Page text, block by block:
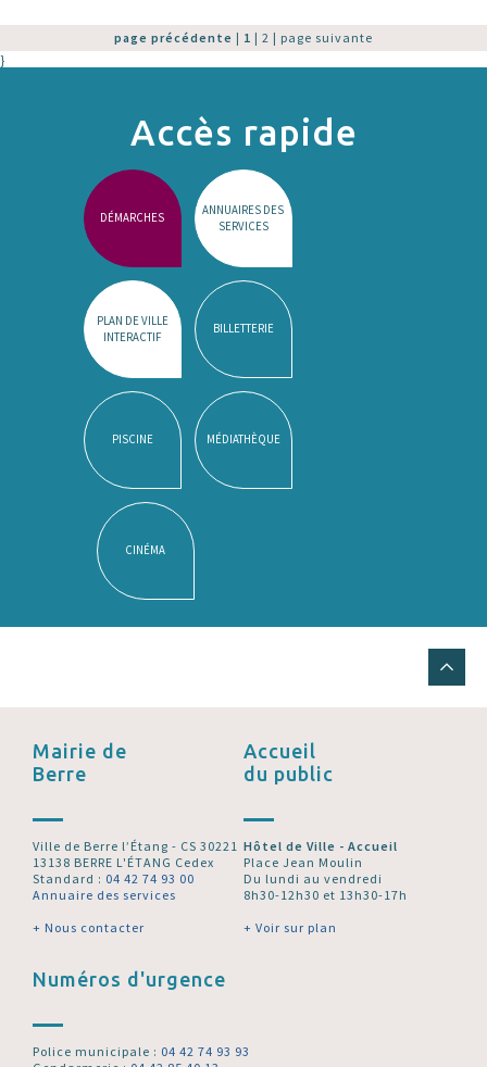
page précédente | 1 | 2 | page suivante
}
Accès rapide
DÉMARCHES
ANNUAIRES DES
SERVICES
PLAN DE VILLE
INTERACTIF
BILLETTERIE
PISCINE MÉDIATHÈQUE
CINÉMA
Mairie de
Berre
Ville de Berre l’Étang - CS 30221
13138 BERRE L'ÉTANG Cedex
Standard : 04 42 74 93 00
Annuaire des services
+ Nous contacter
Accueil
du public
Hôtel de Ville - Accueil
Place Jean Moulin
Du lundi au vendredi
8h30-12h30 et 13h30-17h
+ Voir sur plan
Numéros d'urgence
Police municipale : 04 42 74 93 93